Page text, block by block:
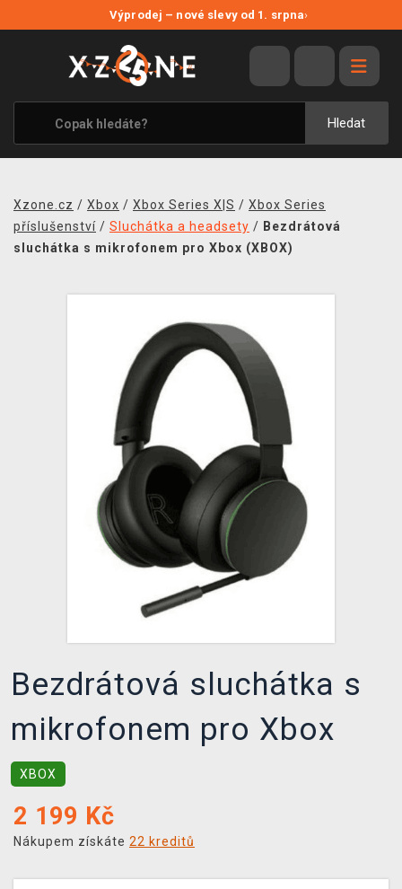
Výprodej – nové slevy od 1. srpna›
Hledat
VÝPRODEJ
VIDEOHRY
XZONE ORIGINALS
TÉMATIKY
MERCHANDISE
TCG & BOARDGAME HUB
VÝKUP HER (BAZAR)
Xzone.cz / Xbox / Xbox Series X|S / Xbox Series
příslušenství / Sluchátka a headsety / Bezdrátová
sluchátka s mikrofonem pro Xbox (XBOX)
Bezdrátová sluchátka s
mikrofonem pro Xbox
XBOX
2 199 Kč
Nákupem získáte 22 kreditů